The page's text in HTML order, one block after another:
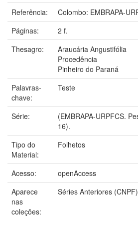
Referência:
Colombo: EMBRAPA-
Páginas:
2 f.
Thesagro:
Araucária Angustifólia
Procedência
Pinheiro do Paraná
Palavras-
chave:
Teste
Série:
(EMBRAPA-URPFCS.
16).
Tipo do
Material:
Folhetos
Acesso:
openAccess
Aparece
nas
coleções:
Séries Anteriores (CNPF)